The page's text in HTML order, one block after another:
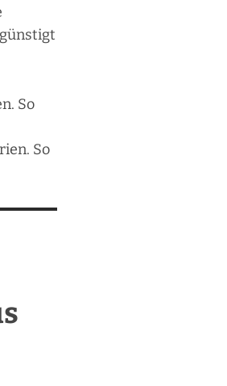
So
So